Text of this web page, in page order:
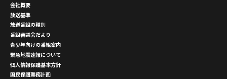
会社概要
放送基準
放送番組の種別
番組審議会だより
青少年向けの番組案内
緊急地震速報について
個人情報保護基本方針
国民保護業務計画